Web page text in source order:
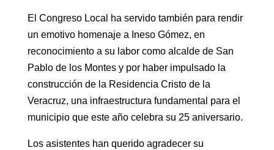
El Congreso Local ha servido también para rendir
un emotivo homenaje a Ineso Gómez, en
reconocimiento a su labor como alcalde de San
Pablo de los Montes y por haber impulsado la
construcción de la Residencia Cristo de la
Veracruz, una infraestructura fundamental para el
municipio que este año celebra su 25 aniversario.
Los asistentes han querido agradecer su